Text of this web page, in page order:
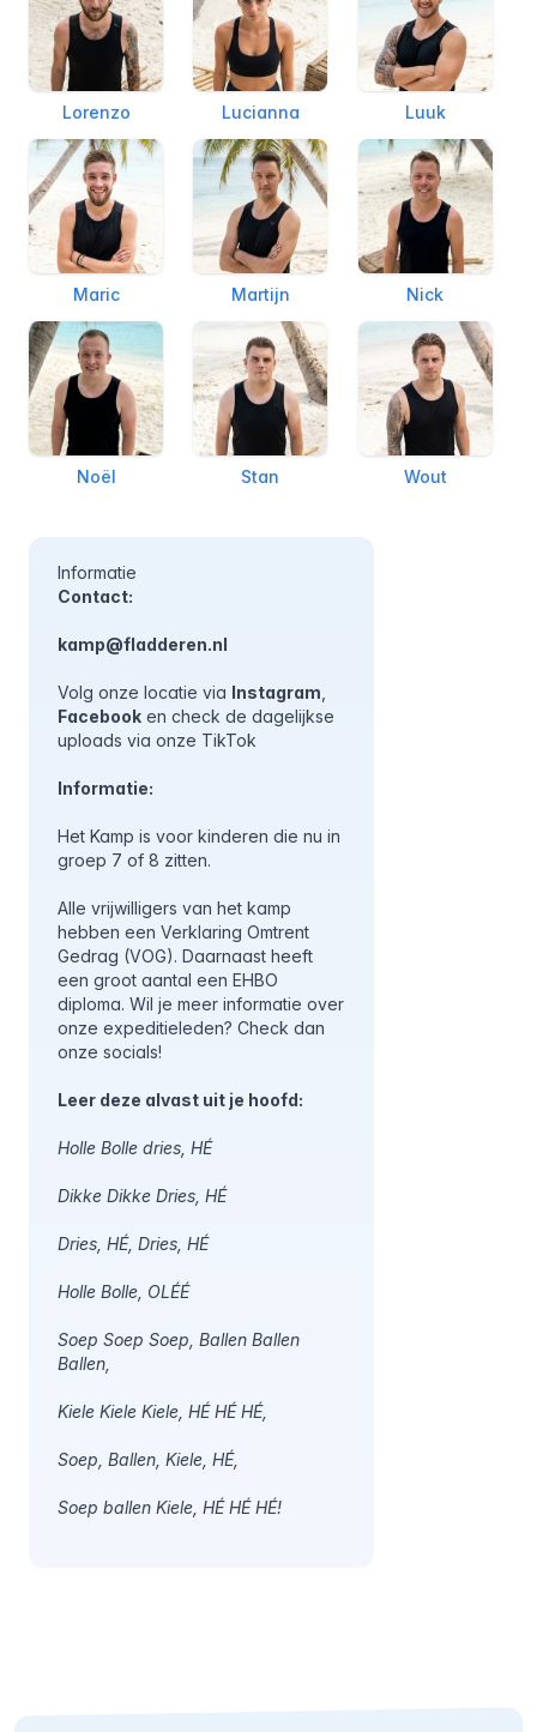
Lorenzo Lucianna Luuk
Maric Martijn Nick
Noël Stan Wout
Informatie
Contact:
kamp@fladderen.nl
Volg onze locatie via Instagram
Facebook en check de dagelijkse
uploads via onze TikTok
Informatie:
Het Kamp is voor kinderen die nu in
groep 7 of 8 zitten.
Alle vrijwilligers van het kamp
hebben een Verklaring Omtrent
Gedrag (VOG). Daarnaast heeft
een groot aantal een EHBO
diploma. Wil je meer informatie over
onze expeditieleden? Check dan
onze socials!
Leer deze alvast uit je hoofd:
Holle Bolle dries, HÉ
Dikke Dikke Dries, HÉ
Dries, HÉ, Dries, HÉ
Holle Bolle, OLÉÉ
Soep Soep Soep, Ballen Ballen
Ballen,
Kiele Kiele Kiele, HÉ HÉ HÉ,
Soep, Ballen, Kiele, HÉ,
Soep ballen Kiele, HÉ HÉ HÉ!